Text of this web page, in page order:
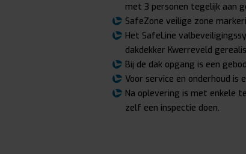
met 3 personen tegelijk aan
SafeZone veilige zone
Het SafeLine
dakdekker Kwerreveld
Bij de dak opgang is een
Voor service en onderhoud is
Na oplevering is met enkele
zelf een inspectie doen.